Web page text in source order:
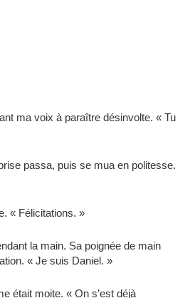
ma voix à paraître désinvolte. « Tu
passa, puis se mua en politesse.
« Félicitations. »
la main. Sa poignée de main
« Je suis Daniel. »
était moite. « On s’est déjà